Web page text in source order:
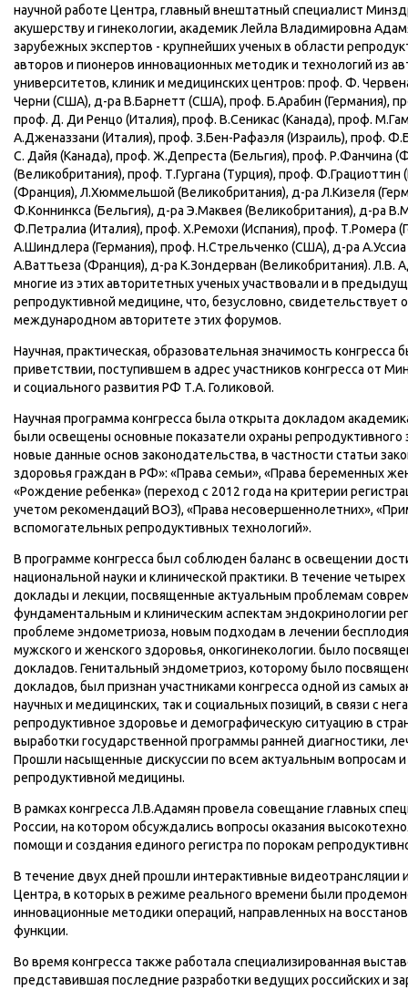
научной работе Центра, главный внештатный специалист
акушерству и гинекологии, академик Лейла Владимировна
зарубежных экспертов - крупнейших ученых в области
авторов и пионеров инновационных методик и технологий из
университетов, клиник и медицинских центров: проф. Ф.
Черни (США), д-ра В.Барнетт (США), проф. Б.Арабин (Германия),
проф. Д. Ди Ренцо (Италия), проф. В.Сеникас (Канада), проф.
А.Дженаззани (Италия), проф. З.Бен-Рафаэля (Израиль), проф.
С. Дайя (Канада), проф. Ж.Депреста (Бельгия), проф. Р.Фанчина
(Великобритания), проф. Т.Гургана (Турция), проф.
(Франция), Л.Хюммельшой (Великобритания), д-ра Л.Кизеля
Ф.Коннинкса (Бельгия), д-ра Э.Маквея (Великобритания), д-ра
Ф.Петралиа (Италия), проф. Х.Ремохи (Испания), проф. Т.Ромера
А.Шиндлера (Германия), проф. Н.Стрельченко (США), д-ра
А.Ваттьеза (Франция), д-ра К.Зондерван (Великобритания). Л.В.
многие из этих авторитетных ученых участвовали и в
репродуктивной медицине, что, безусловно, свидетельствует
международном авторитете этих форумов.
Научная, практическая, образовательная значимость конгресса
приветствии, поступившем в адрес участников конгресса от
и социального развития РФ Т.А. Голиковой.
Научная программа конгресса была открыта докладом
были освещены основные показатели охраны репродуктивного
новые данные основ законодательства, в частности статьи
здоровья граждан в РФ»: «Права семьи», «Права беременных
«Рождение ребенка» (переход с 2012 года на критерии
учетом рекомендаций ВОЗ), «Права несовершеннолетних»,
вспомогательных репродуктивных технологий».
В программе конгресса был соблюден баланс в освещении
национальной науки и клинической практики. В течение
доклады и лекции, посвященные актуальным проблемам
фундаментальным и клиническим аспектам эндокринологии
проблеме эндометриоза, новым подходам в лечении
мужского и женского здоровья, онкогинекологии. было
докладов. Генитальный эндометриоз, которому было
докладов, был признан участниками конгресса одной из самых
научных и медицинских, так и социальных позиций, в связи с
репродуктивное здоровье и демографическую ситуацию в
выработки государственной программы ранней диагностики,
Прошли насыщенные дискуссии по всем актуальным вопросам
репродуктивной медицины.
В рамках конгресса Л.В.Адамян провела совещание главных
России, на котором обсуждались вопросы оказания
помощи и создания единого регистра по порокам
В течение двух дней прошли интерактивные видеотрансляции
Центра, в которых в режиме реального времени были
инновационные методики операций, направленных на
функции.
Во время конгресса также работала специализированная
представившая последние разработки ведущих российских и